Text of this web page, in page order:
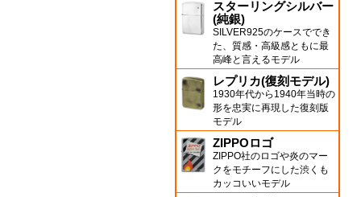
スターリングシルバー
(純銀)
SILVER925のケースででき
た、質感・高級感ともに最
高峰と言えるモデル
レプリカ(復刻モデル)
1930年代から1940年当時の
形を忠実に再現した復刻版
モデル
ZIPPOロゴ
ZIPPO社のロゴや炎のマー
クをモチーフにした渋くも
カッコいいモデル